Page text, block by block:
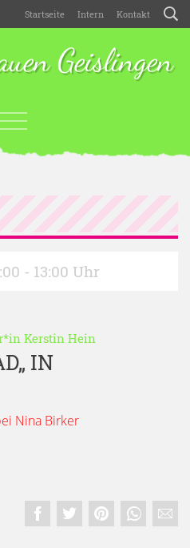
Startseite Intern Kontakt
Geislingen
- 13:00 Uhr
Kerstin Hein
IN
Nina Birker